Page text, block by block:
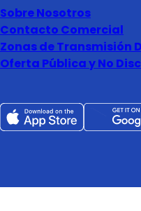
Sobre Nosotros
Contacto Comercial
Zonas de Transmisión
Oferta Pública y No